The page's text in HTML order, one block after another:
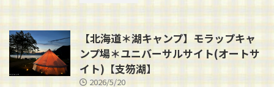
【北海道＊湖キャンプ】モラップキャ
ンプ場＊ユニバーサルサイト(オートサ
イト)【支笏湖】
2026/5/20